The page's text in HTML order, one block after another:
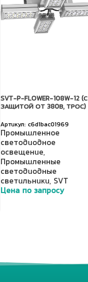
SVT-P-FLOWER-108W-12 (С
ЗАЩИТОЙ ОТ 380В, ТРОС)
c6d1bac01969
Промышленное
светодиодное
освещение,
Промышленные
светодиодные
светильники, SVT
Цена по запросу